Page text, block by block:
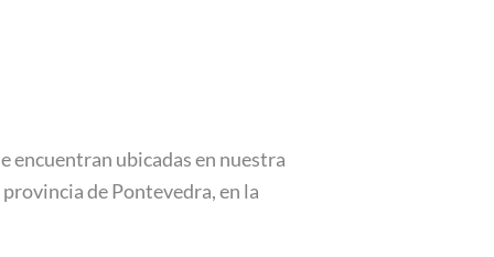
encuentran ubicadas en nuestra
provincia de Pontevedra, en la